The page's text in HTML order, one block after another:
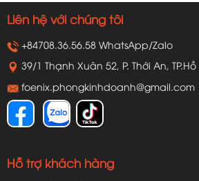
Liên hệ với chúng tôi
+84708.36.56.58 WhatsApp/Zalo
39/1 Thạnh Xuân 52, P. Thới An,
foenix.phongkinhdoanh@gmail.com
Hỗ trợ khách hàng